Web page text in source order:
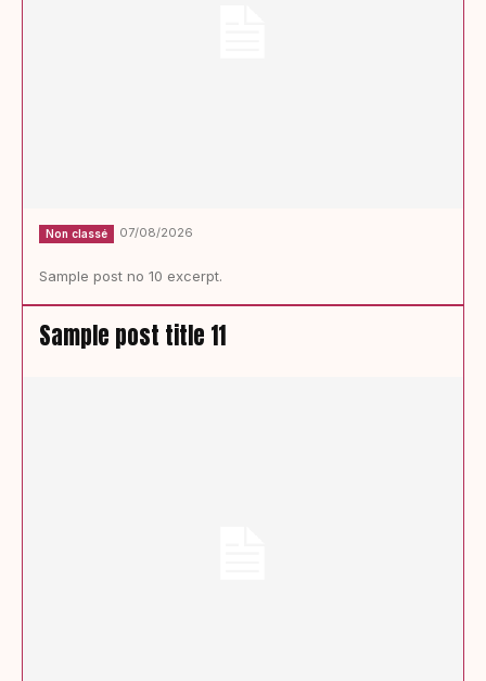
Non classé 07/08/2026
Sample post no 10 excerpt.
Sample post title 11